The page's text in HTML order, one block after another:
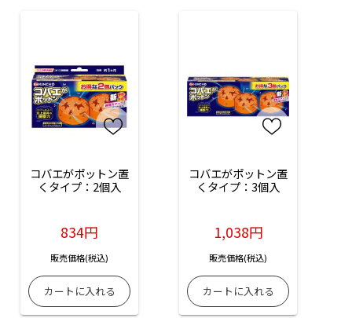
コバエがポットン置
くタイプ：2個入
834円
販売価格(税込)
コバエがポットン置
くタイプ：3個入
1,038円
販売価格(税込)